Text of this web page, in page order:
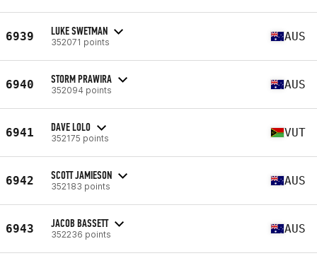
6939 LUKE SWETMAN
352071 points AUS
6940 STORM PRAWIRA
352094 points AUS
6941 DAVE LOLO
352175 points VUT
6942 SCOTT JAMIESON
352183 points AUS
6943 JACOB BASSETT
352236 points AUS